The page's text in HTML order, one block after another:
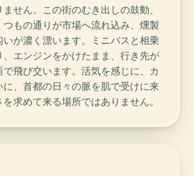
せん。この街のむき出しの鼓動、
もの通りが市場へ流れ込み、燻製
が濃く漂います。ミニバスと相乗
、エンジンをかけたまま、行き先が
飛び交います。活気を感じに、カ
、首都の日々の脈を肌で受けに来
求めて来る場所ではありません。